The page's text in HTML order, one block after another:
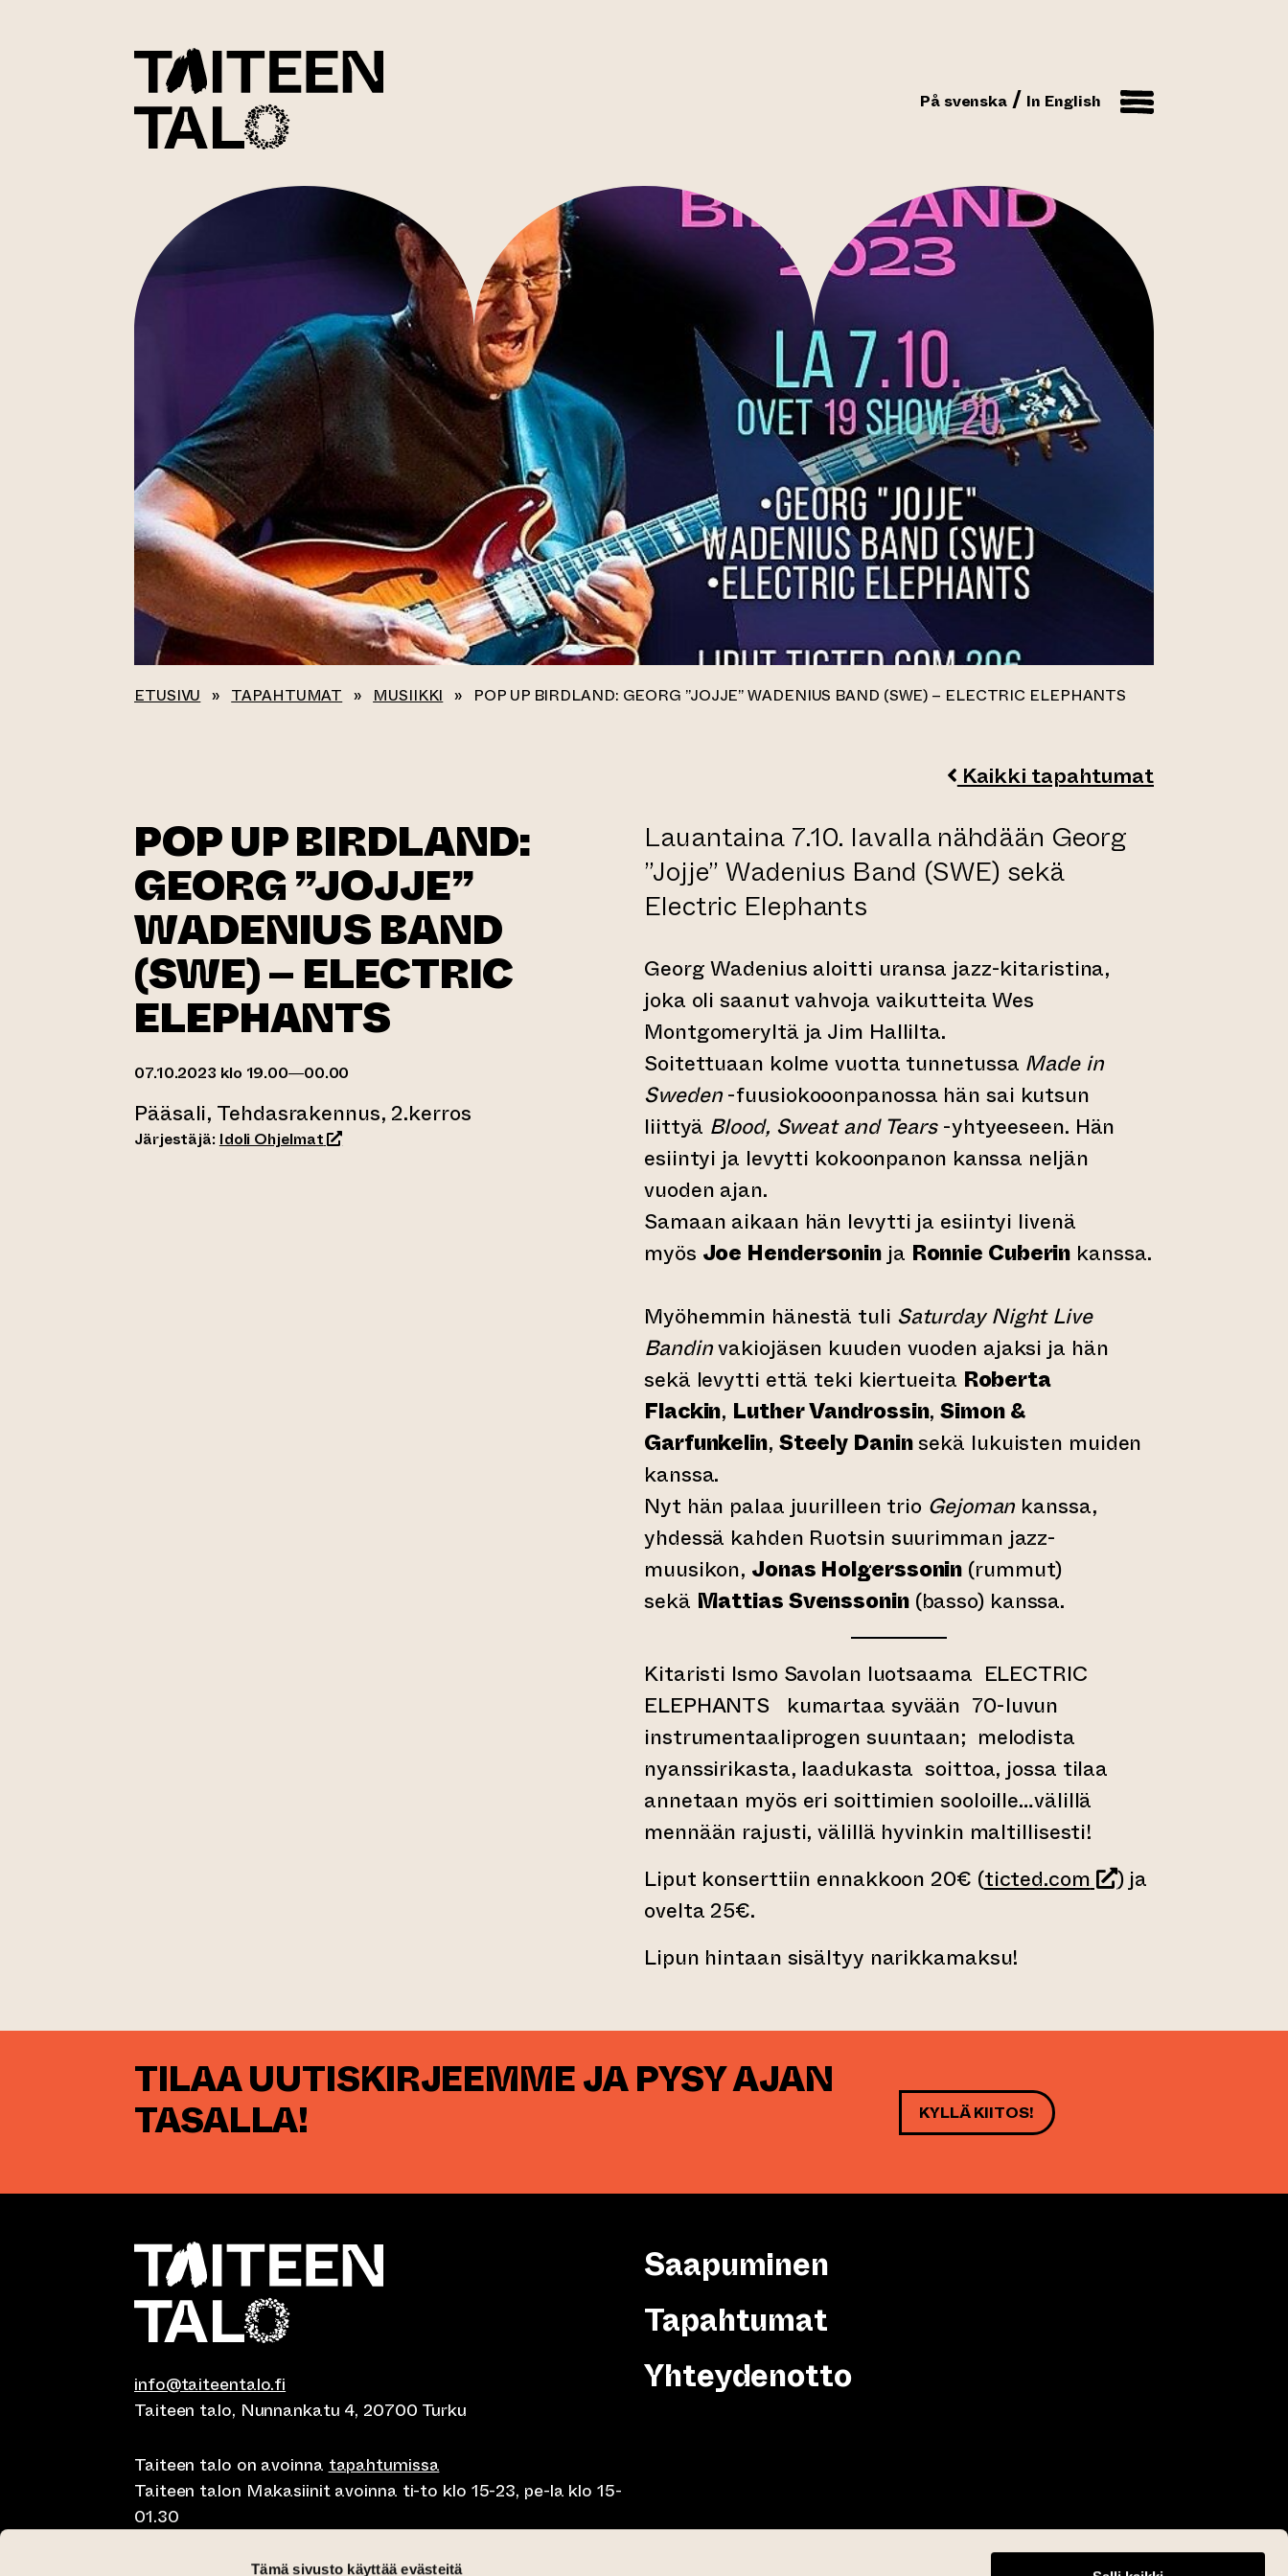
Tämä sivusto käyttää evästeitä
På svenska In English
ETUSIVU » TAPAHTUMAT » MUSIIKKI » POP UP BIRDLAND: GEORG ”JOJJE” WADENIUS BAND (SWE) – ELECTRIC ELEPHANTS
Kaikki tapahtumat
POP UP BIRDLAND:
GEORG ”JOJJE”
WADENIUS BAND
(SWE) – ELECTRIC
ELEPHANTS
07.10.2023 klo 19.00—00.00
Pääsali, Tehdasrakennus, 2.kerros
Järjestäjä: Idoli Ohjelmat(siirtyy toiseen verkkopalveluun)
Lauantaina 7.10. lavalla nähdään Georg
”Jojje” Wadenius Band (SWE) sekä
Electric Elephants
Georg Wadenius aloitti uransa jazz-kitaristina,
joka oli saanut vahvoja vaikutteita Wes
Montgomeryltä ja Jim Hallilta.
Soitettuaan kolme vuotta tunnetussa Made in
Sweden-fuusiokooonpanossa hän sai kutsun
liittyä Blood, Sweat and Tears-yhtyeeseen. Hän
esiintyi ja levytti kokoonpanon kanssa neljän
vuoden ajan.
Samaan aikaan hän levytti ja esiintyi livenä
myös Joe Hendersonin ja Ronnie Cuberin kanssa.
Myöhemmin hänestä tuli Saturday Night Live
Bandinvakiojäsen kuuden vuoden ajaksi ja hän
sekä levytti että teki kiertueita Roberta
Flackin, Luther Vandrossin,Simon &
Garfunkelin, Steely Daninsekä lukuisten muiden
kanssa.
Nyt hän palaa juurilleen trio Gejomankanssa,
yhdessä kahden Ruotsin suurimman jazz-
muusikon, Jonas Holgerssonin (rummut)
sekä Mattias Svenssonin(basso) kanssa.
Kitaristi Ismo Savolan luotsaama ELECTRIC
ELEPHANTS kumartaa syvään 70-luvun
instrumentaaliprogen suuntaan; melodista
nyanssirikasta, laadukasta soittoa, jossa tilaa
annetaan myös eri soittimien sooloille…välillä
mennään rajusti, välillä hyvinkin maltillisesti!
Liput konserttiin ennakkoon 20€ (ticted.com(siirtyy toiseen
) ja
ovelta 25€.
Lipun hintaan sisältyy narikkamaksu!
TILAA UUTISKIRJEEMME JA PYSY AJAN
TASALLA!
KYLLÄ KIITOS!
info@taiteentalo.fi
Taiteen talo, Nunnankatu 4, 20700 Turku
Taiteen talo on avoinna tapahtumissa
Taiteen talon Makasiinit avoinna ti-to klo 15-23, pe-la klo 15-
01.30
Saapuminen
Tapahtumat
Yhteydenotto